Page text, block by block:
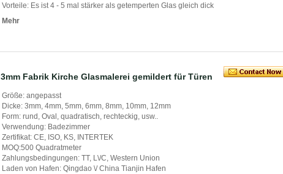
Vorteile: Es ist 4 - 5 mal stärker als getemperten Glas gleich dick
Mehr
3mm Fabrik Kirche Glasmalerei gemildert für Türen
Größe: angepasst
Dicke: 3mm, 4mm, 5mm, 6mm, 8mm, 10mm, 12mm
Form: rund, Oval, quadratisch, rechteckig, usw..
Verwendung: Badezimmer
Zertifikat: CE, ISO, KS, INTERTEK
MOQ:500 Quadratmeter
Zahlungsbedingungen: TT, L\/C, Western Union
Laden von Hafen: Qingdao \/ China Tianjin Hafen